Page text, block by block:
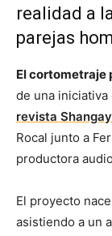
realidad a
parejas
El cortometraje
de una
revista Shangay
Rocal junto a
productora
El proyecto
asistiendo a un